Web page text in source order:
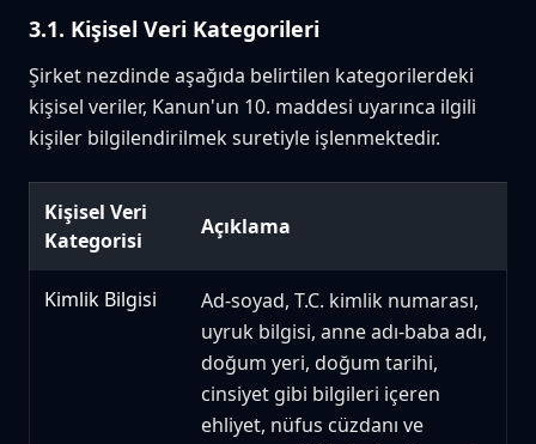
3.1. Kişisel Veri Kategorileri
Şirket nezdinde aşağıda belirtilen kategorilerdeki
kişisel veriler, Kanun'un 10. maddesi uyarınca ilgili
kişiler bilgilendirilmek suretiyle işlenmektedir.
Kişisel Veri
Kategorisi
Açıklama
Kimlik Bilgisi
Ad-soyad, T.C. kimlik numarası,
uyruk bilgisi, anne adı-baba adı,
doğum yeri, doğum tarihi,
cinsiyet gibi bilgileri içeren
ehliyet, nüfus cüzdanı ve